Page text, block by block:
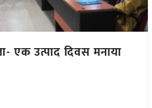
एक उत्पाद दिवस मनाया